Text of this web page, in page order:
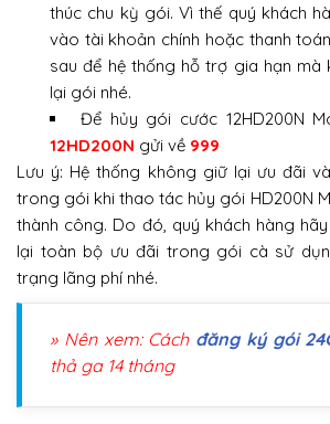
thúc chu kỳ gói. Vì thế quý khách
vào tài khoản chính hoặc thanh
sau để hệ thống hỗ trợ gia hạn mà
lại gói nhé.
Để hủy gói cước 12HD200N
12HD200N gửi về 999
Lưu ý: Hệ thống không giữ lại ưu đãi
trong gói khi thao tác hủy gói HD200N
thành công. Do đó, quý khách hàng
lại toàn bộ ưu đãi trong gói cà sử
trạng lãng phí nhé.
» Nên xem: Cách đăng ký gói
thả ga 14 tháng